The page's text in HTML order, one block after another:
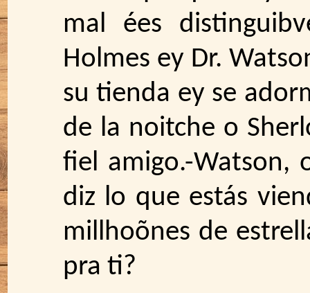
mal ées
Holmes ey Dr.
su tienda ey se
de la noitche o
fiel amigo.-Watson,
diz lo que estás
millhoõnes de
pra ti?